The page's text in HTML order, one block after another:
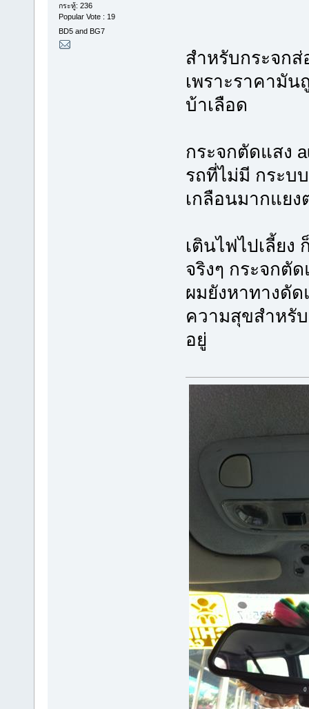
กระทู้: 236
Popular Vote : 19
BD5 and BG7
สำหรับกระจกส่
เพราะราคามัน
บ้าเลือด
กระจกตัดแสง
รถที่ไม่มี กระบ
เกลือนมากแย
เตินไฟไปเลี้ย
จริงๆ กระจกตั
ผมยังหาทางดั
ความสุขสำหรั
อยู่